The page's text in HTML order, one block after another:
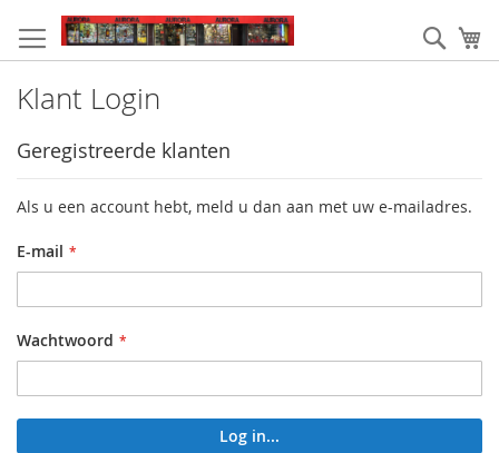
naar
de
Zoek
Klant Login
Geregistreerde klanten
Als u een account hebt, meld u dan aan met uw e-mailadres.
E-mail
Wachtwoord
Log in...